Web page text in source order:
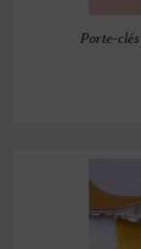
Porte-